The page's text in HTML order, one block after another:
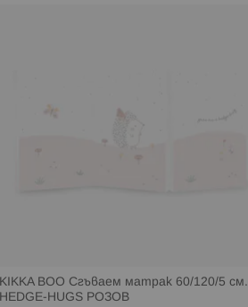
KIKKA BOO Сгъваем матрак 60/120/5 см.
HEDGE-HUGS РОЗОВ